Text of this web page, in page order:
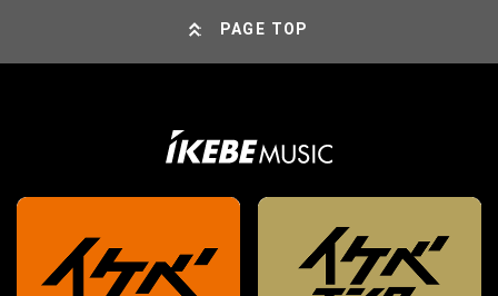
PAGE TOP